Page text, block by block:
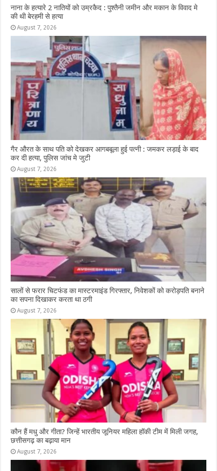
नाना के हत्यारे 2 नातियों को उम्रकैद : पुश्तैनी जमीन और मकान के विवाद मे
की थी बेरहमी से हत्या
August 7, 2026
गैर औरत के साथ पति को देखकर आगबबूला हुई पत्नी : जमकर लड़ाई के बाद
कर दी हत्या, पुलिस जांच मे जुटी
August 7, 2026
सालों से फरार चिटफंड का मास्टरमाइंड गिरफ्तार, निवेशकों को करोड़पति बनाने
का सपना दिखाकर करता था ठगी
August 7, 2026
कौन हैं मधु और गीता? जिन्हें भारतीय जूनियर महिला हॉकी टीम में मिली जगह,
छत्तीसगढ़ का बढ़ाया मान
August 7, 2026